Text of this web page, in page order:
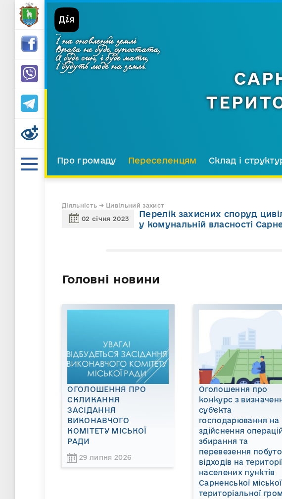
...
І на оновленій землі
Врага не буде, супостата,
А буде син, і буде мати,
І будуть люде на землі.
Про громаду Переселенцям Склад і
Діяльність → Цивільний захист
02 січня 2023
Перелік захисних споруд
у комунальній власності
Головні новини
ОГОЛОШЕННЯ ПРО
СКЛИКАННЯ
ЗАСІДАННЯ
ВИКОНАВЧОГО
КОМІТЕТУ МІСЬКОЇ
РАДИ
29 липня 2026
Оголошення про
конкурс з
суб’єкта
господарювання на
здійснення
збирання та
перевезення
відходів на
населених пунктів
Сарненської міської
територіальної